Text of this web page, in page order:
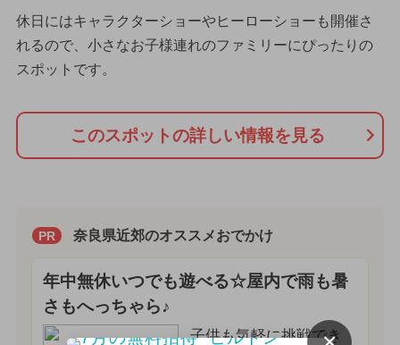
休日にはキャラクターショーやヒーローショーも開催さ
れるので、小さなお子様連れのファミリーにぴったりの
スポットです。
このスポットの詳しい情報を見る
PR 奈良県近郊のオススメおでかけ
年中無休いつでも遊べる☆屋内で雨も暑
さもへっちゃら♪
子供も気軽に挑戦でき